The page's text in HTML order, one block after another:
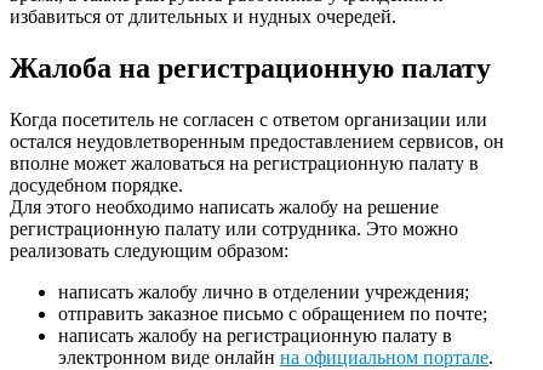
избавиться от длительных и нудных очередей.
Жалоба на регистрационную палату
Когда посетитель не согласен с ответом организации или
остался неудовлетворенным предоставлением сервисов, он
вполне может жаловаться на регистрационную палату в
досудебном порядке.
Для этого необходимо написать жалобу на решение
регистрационную палату или сотрудника. Это можно
реализовать следующим образом:
написать жалобу лично в отделении учреждения;
отправить заказное письмо с обращением по почте;
написать жалобу на регистрационную палату в
электронном виде онлайн на официальном портале.